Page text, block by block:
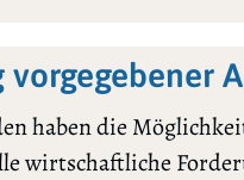
haben die
wirtschaftliche